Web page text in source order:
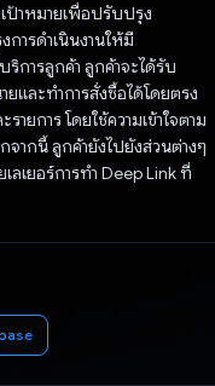
าหมายเพื่อปรับปรุง
ารดำเนินงานให้มี
การลูกค้า ลูกค้าจะได้รับ
ละทำการสั่งซื้อได้โดยตรง
ยการ โดยใช้ความเข้าใจตาม
ากนี้ ลูกค้ายังไปยังส่วนต่างๆ
ลเยอร์การทำ Deep Link ที่